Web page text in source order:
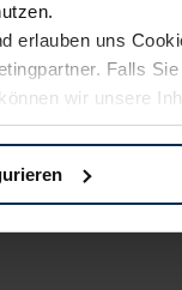
erlauben uns
Falls
wir unsere
Sie